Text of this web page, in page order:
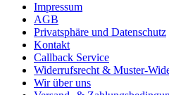
Impressum
AGB
Privatsphäre und Datenschutz
Kontakt
Callback Service
Widerrufsrecht & Muster-
Wir über uns